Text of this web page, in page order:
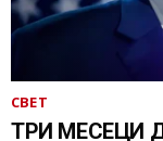
СВЕТ
ТРИ МЕСЕЦИ